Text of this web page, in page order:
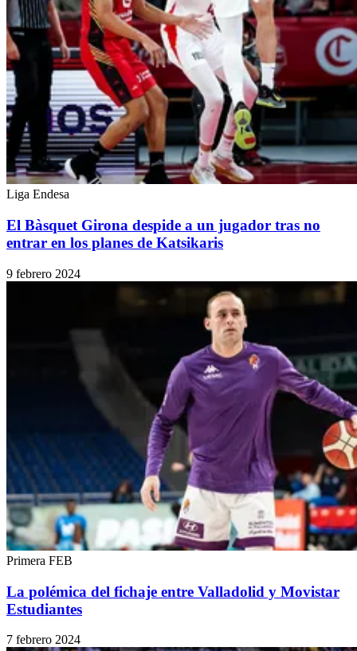
Liga Endesa
El Bàsquet Girona despide a un jugador tras no
entrar en los planes de Katsikaris
9 febrero 2024
Primera FEB
La polémica del fichaje entre Valladolid y Movistar
Estudiantes
7 febrero 2024